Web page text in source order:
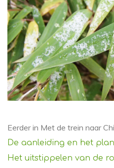
Eerder in Met de trein naar
De aanleiding en het plan
Het uitstippelen van de